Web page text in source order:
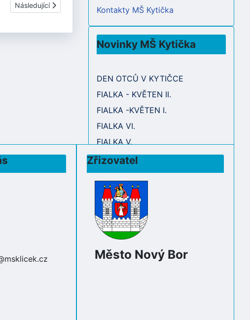
Další článek: LISTOPAD 2020
Následující
Kontakty MŠ Kytička
Novinky MŠ Kytička
DEN OTCŮ V KYTIČCE
FIALKA - KVĚTEN II.
FIALKA -KVĚTEN I.
FIALKA VI.
FIALKA V.
Zřizovatel
Město Nový Bor